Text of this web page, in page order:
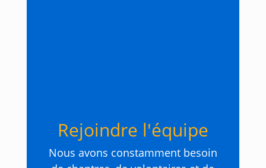
Rejoindre l'équipe
Nous avons constamment besoin